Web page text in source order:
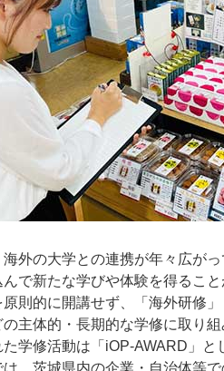
外の大学との連携が年々広がっ
で新たな学びや体験を得ること
則的に開講せず、「海外研修
の主体的・長期的な学修に取り
学修活動は「iOP-AWARD」と
、茨城県内の企業・自治体等で